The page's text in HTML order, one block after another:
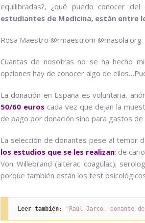
equilibradas?, ¿qué puedo conocer
estudiantes de Medicina, están entre
Rosa Maestro @rmaestrom @masola.org
Cuantas de nosotras no se ha hecho
opciones hay de conocer algo de
La donación en España es voluntaria,
50/60 euros cada vez que dejan la
de pago por donación sino para gastos
La selección de donantes pese al temor
los estudios que se les realizan: de
Von Willebrand (alterac coagulac);
porque también están los test
Leer también: "Raúl Jarco, donante